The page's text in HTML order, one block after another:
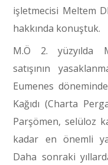
işletmecisi Meltem
hakkında konuştuk.
M.Ö 2. yüzyılda
satışının
Eumenes
Kağıdı (Charta
Parşömen, selüloz
kadar en önemli
Daha sonraki